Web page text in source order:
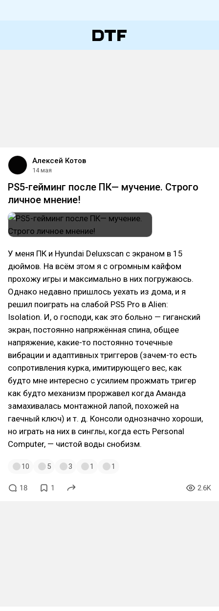
Алексей Котов
14 мая
PS5-гейминг после ПК— мучение. Строго
личное мнение!
У меня ПК и Hyundai Deluxscan с экраном в 15
дюймов. На всём этом я с огромным кайфом
прохожу игры и максимально в них погружаюсь.
Однако недавно пришлось уехать из дома, и я
решил поиграть на слабой PS5 Pro в Alien:
Isolation. И, о господи, как это больно — гиганский
экран, постоянно напряжённая спина, общее
напряжение, какие-то постоянно точечные
вибрации и адаптивных триггеров (зачем-то есть
сопротивления курка, имитирующего вес, как
будто мне интересно с усилием прожмать тригер
как будто механизм проржавел когда Аманда
замахивалась монтажной лапой, похожей на
гаечный ключ) и т. д. Консоли однозначно хороши,
но играть на них в синглы, когда есть Personal
Computer, — чистой воды снобизм.
10 5 3 1 1
18 1 2.6K